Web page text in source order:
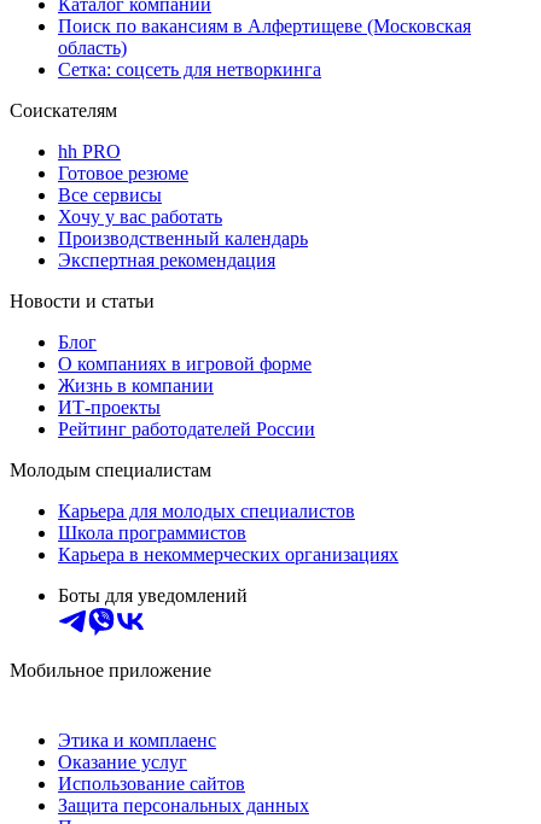
Поиск по вакансиям в Алфертищеве (Московская
область)
Сетка: соцсеть для нетворкинга
Соискателям
hh PRO
Готовое резюме
Все сервисы
Хочу у вас работать
Производственный календарь
Экспертная рекомендация
Новости и статьи
Блог
О компаниях в игровой форме
Жизнь в компании
ИТ-проекты
Рейтинг работодателей России
Молодым специалистам
Карьера для молодых специалистов
Школа программистов
Карьера в некоммерческих организациях
Боты для уведомлений
Мобильное приложение
Этика и комплаенс
Оказание услуг
Использование сайтов
Защита персональных данных